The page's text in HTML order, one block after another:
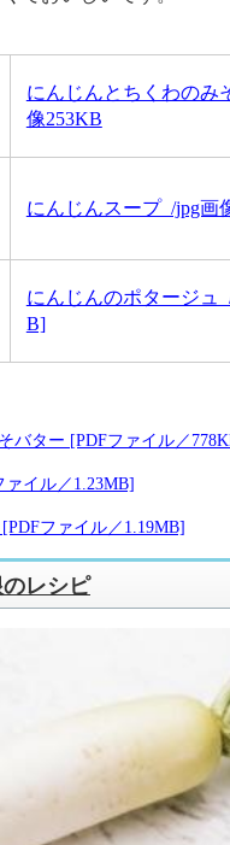
にんじんとちくわのみ
像253KB
にんじんスープ /jpg画
にんじんのポタージュ
B]
バター [PDFファイル／
イル／1.23MB]
ファイル／1.19MB]
レシピ